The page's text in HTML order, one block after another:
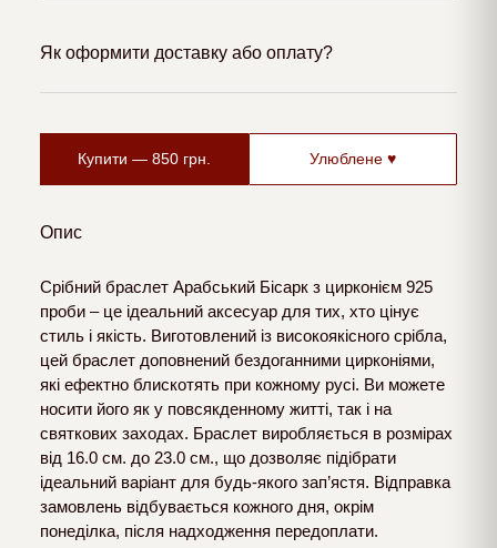
Як оформити доставку або оплату?
Купити — 850 грн. Улюблене ♥
Опис
Срібний браслет Арабський Бісарк з цирконієм 925
проби – це ідеальний аксесуар для тих, хто цінує
стиль і якість. Виготовлений із високоякісного срібла,
цей браслет доповнений бездоганними цирконіями,
які ефектно блискотять при кожному русі. Ви можете
носити його як у повсякденному житті, так і на
святкових заходах. Браслет виробляється в розмірах
від 16.0 см. до 23.0 см., що дозволяє підібрати
ідеальний варіант для будь-якого зап’ястя. Відправка
замовлень відбувається кожного дня, окрім
понеділка, після надходження передоплати.